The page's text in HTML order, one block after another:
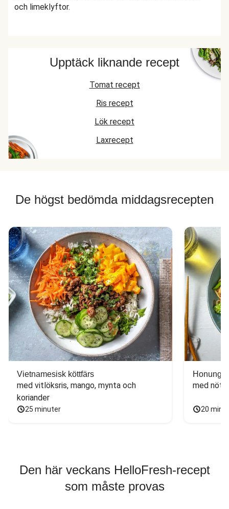
och limeklyftor.
Upptäck liknande recept
Tomat recept
Ris recept
Lök recept
Laxrecept
De högst bedömda middagsrecepten
Vietnamesisk köttfärs
med vitlöksris, mango, mynta och
koriander
25 minuter
med
20
Den här veckans HelloFresh-recept
som måste provas